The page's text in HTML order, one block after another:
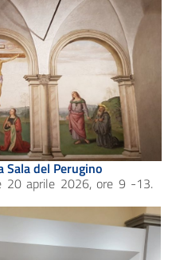
Sala del Perugino
aprile 2026, ore 9 -13.